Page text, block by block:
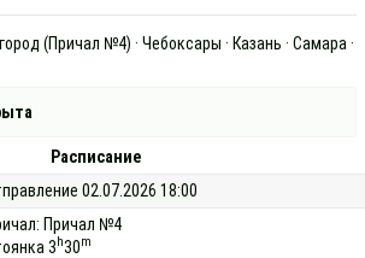
(Причал №4) · Чебоксары · Казань · Самара ·
Расписание
02.07.2026 18:00
Причал №4
3 h30m